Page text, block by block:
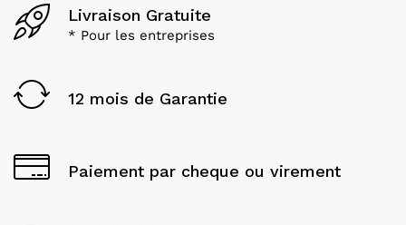
Livraison Gratuite
* Pour les entreprises
12 mois de Garantie
Paiement par cheque ou virement